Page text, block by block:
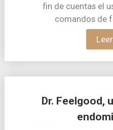
fin de cuentas el
comandos de
Dr. Feelgood,